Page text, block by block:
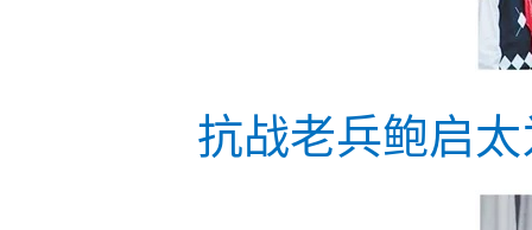
抗战老兵鲍启